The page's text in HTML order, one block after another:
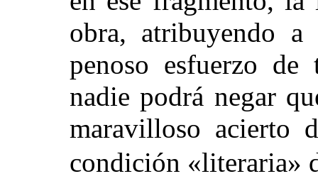
obra, atribuyendo
penoso esfuerzo de
nadie podrá negar
maravilloso acierto
condición «literaria»